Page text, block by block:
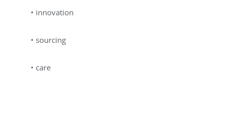
• innovation
• sourcing
• care